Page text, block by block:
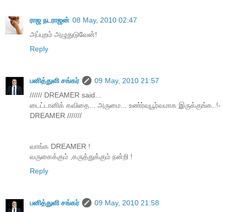
ராஜ நடராஜன் 08 May, 2010 02:47
அப்புறம் அழுதுடுவேன்!
Reply
பனித்துளி சங்கர்
09 May, 2010 21:57
////// DREAMER said...
டைட்டானிக் கவிதை... அருமை... உண்ர்வுபூர்வமாக இருக்குங்க..!-
DREAMER ///////
வாங்க DREAMER !
வருகைக்கும் ,கருத்துக்கும் நன்றி !
Reply
பனித்துளி சங்கர்
09 May, 2010 21:58